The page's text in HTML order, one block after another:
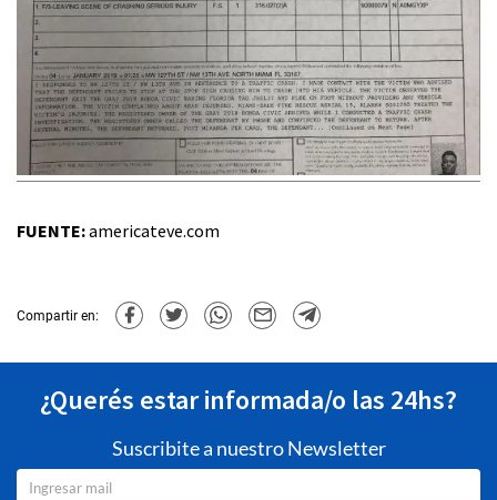
FUENTE:americateve.com
Compartir en:
¿Querés estar informada/o las 24hs?
Suscribite a nuestro Newsletter